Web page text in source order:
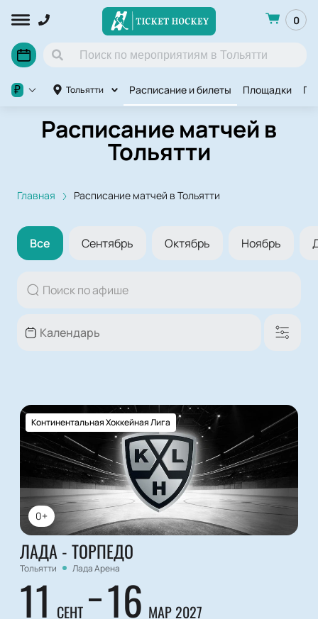
0
Тольятти Расписание и билеты Площадки
₽
Расписание матчей в
Тольятти
Главная Расписание матчей в Тольятти
Все Сентябрь Октябрь Ноябрь
0+
Континентальная Хоккейная Лига
ЛАДА - ТОРПЕДО
Тольятти Лада Арена
11 СЕНТ 16 МАР 2027